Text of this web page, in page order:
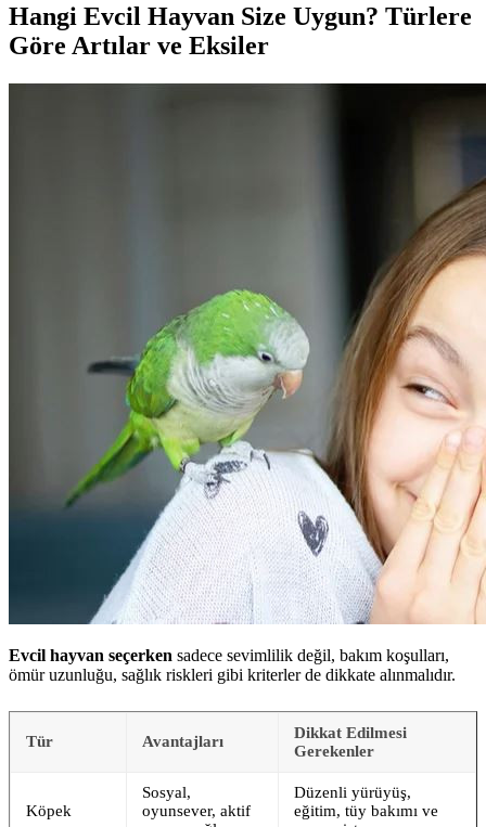
Hangi Evcil Hayvan Size Uygun? Türlere
Göre Artılar ve Eksiler
Evcil hayvan seçerken sadece sevimlilik değil, bakım koşulları,
ömür uzunluğu, sağlık riskleri gibi kriterler de dikkate alınmalıdır.
Tür Avantajları
Dikkat Edilmesi
Gerekenler
Köpek
Sosyal,
oyunsever, aktif
Düzenli yürüyüş,
eğitim, tüy bakımı ve